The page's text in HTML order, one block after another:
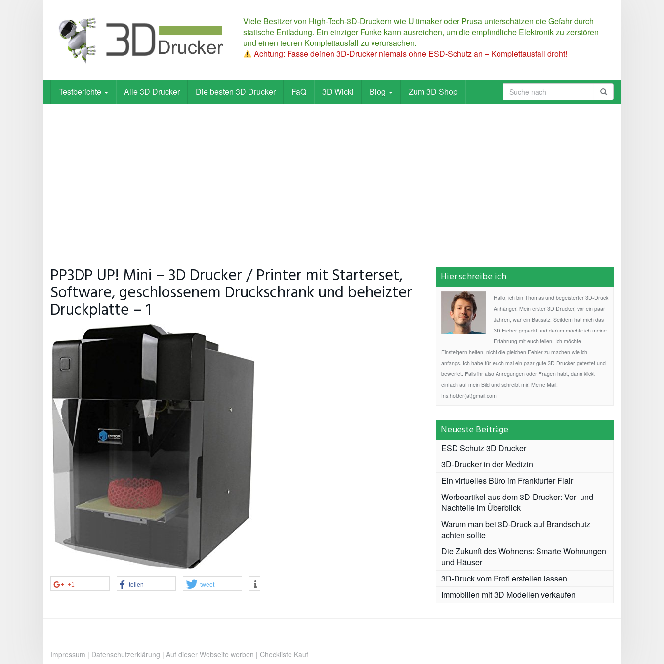
Viele Besitzer von High-Tech-3D-Druckern wie Ultimaker oder Prusa unterschätzen die Gefahr durch
statische Entladung. Ein einziger Funke kann ausreichen, um die empfindliche Elektronik zu zerstören
und einen teuren Komplettausfall zu verursachen.
Achtung: Fasse deinen 3D-Drucker niemals ohne ESD-Schutz an – Komplettausfall droht!
Testberichte Alle 3D Drucker Die besten 3D Drucker FaQ 3D Wicki Blog Zum 3D Shop
PP3DP UP! Mini – 3D Drucker / Printer mit Starterset,
Software, geschlossenem Druckschrank und beheizter
Druckplatte – 1
+1 teilen tweet
Hier schreibe ich
Hallo, ich bin Thomas und begeisterter 3D-Druck
Anhänger. Mein erster 3D Drucker, vor ein paar
Jahren, war ein Bausatz. Seitdem hat mich das
3D Fieber gepackt und darum möchte ich meine
Erfahrung mit euch teilen. Ich möchte
Einsteigern helfen, nicht die gleichen Fehler zu machen wie ich
anfangs. Ich habe für euch mal ein paar gute 3D Drucker getestet und
bewertet. Falls ihr also Anregungen oder Fragen habt, dann klickt
einfach auf mein Bild und schreibt mir. Meine Mail:
fns.holder(at)gmail.com
Neueste Beiträge
ESD Schutz 3D Drucker
3D-Drucker in der Medizin
Ein virtuelles Büro im Frankfurter Flair
Werbeartikel aus dem 3D-Drucker: Vor- und
Nachteile im Überblick
Warum man bei 3D-Druck auf Brandschutz
achten sollte
Die Zukunft des Wohnens: Smarte Wohnungen
und Häuser
3D-Druck vom Profi erstellen lassen
Immobilien mit 3D Modellen verkaufen
Impressum | Datenschutzerklärung | Auf dieser Webseite werben | Checkliste Kauf